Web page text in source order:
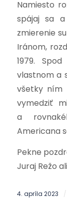
Namiesto
spájaj sa a
zmierenie
Iránom,
1979.
vlastnom a
všetky ním
vymedziť
a
Americana
Pekne
Juraj Režo
4. apríla 2023 /